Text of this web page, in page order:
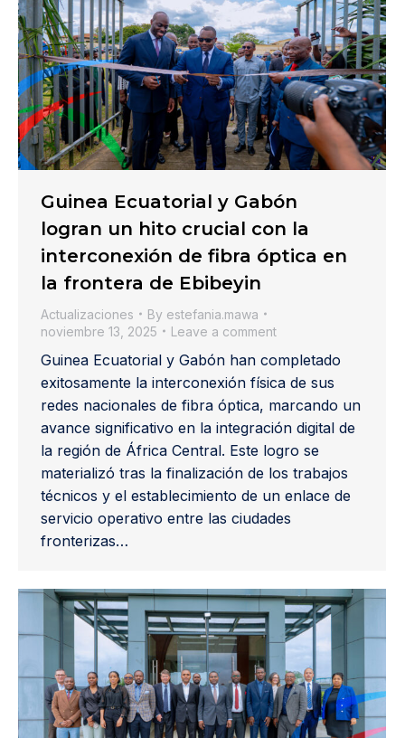
Guinea Ecuatorial y Gabón
logran un hito crucial con la
interconexión de fibra óptica en
la frontera de Ebibeyin
Actualizaciones By estefania.mawa
noviembre 13, 2025
Leave a comment
Guinea Ecuatorial y Gabón han completado
exitosamente la interconexión física de sus
redes nacionales de fibra óptica, marcando un
avance significativo en la integración digital de
la región de África Central. Este logro se
materializó tras la finalización de los trabajos
técnicos y el establecimiento de un enlace de
servicio operativo entre las ciudades
fronterizas…